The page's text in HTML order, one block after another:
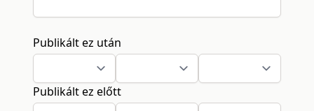
Publikált ez után
Publikált ez előtt